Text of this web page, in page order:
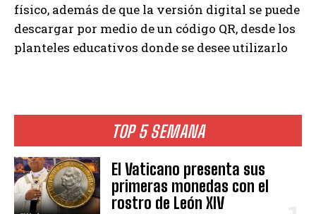
TOP 5 SEMANA
El Vaticano presenta sus
primeras monedas con el
rostro de León XIV
físico, además de que la versión digital se puede
descargar por medio de un código QR, desde los
planteles educativos donde se desee utilizarlo